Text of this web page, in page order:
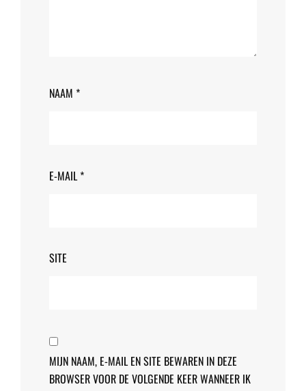
NAAM *
E-MAIL *
SITE
MIJN NAAM, E-MAIL EN SITE BEWAREN IN DEZE
BROWSER VOOR DE VOLGENDE KEER WANNEER IK